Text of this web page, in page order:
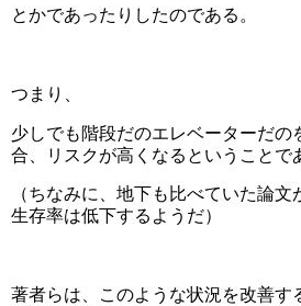
とかであったりしたのである。
つまり、
少しでも階段だのエレベーターだの
合、リスクが高くなるということで
（ちなみに、地下も比べていた論
生存率は低下するようだ）
著者らは、このような状況を改善す